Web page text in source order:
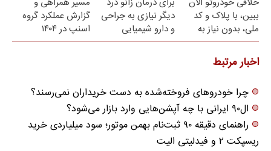
درب منزل)
ببین، با پلاک و کد
ملی، بدون نیاز به
مراجعه حضوری
دیگر نیازی به جراحی
و دارو شیمیایی
نیست(پرسش‌نامه)
گزارش عملکرد گروه
اسنپ در ۱۴۰۴
اخبار مرتبط
چرا خودروهای فروخته‌شده به دست خریداران نمی‌رسند؟
ال۹۰ ایرانی با چه آپشن‌هایی وارد بازار می‌شود؟
راهنمای دقیقه ۹۰ ثبت‌نام بهمن موتور؛ سود میلیاردی خرید
ریسپکت ۲ و فیدلیتی الیت